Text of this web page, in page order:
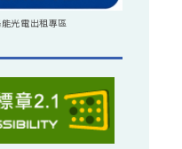
光電出租專區